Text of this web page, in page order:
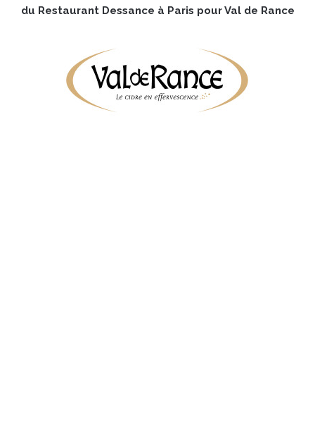
du Restaurant Dessance à Paris pour Val de Rance